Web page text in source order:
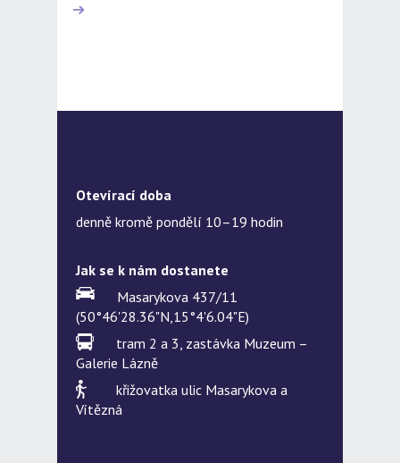
Otevírací doba
denně kromě pondělí 10–19 hodin
Jak se k nám dostanete
Masarykova 437/11
(50°46'28.36"N,15°4'6.04"E)
tram 2 a 3, zastávka Muzeum –
Galerie Lázně
křižovatka ulic Masarykova a
Vítězná